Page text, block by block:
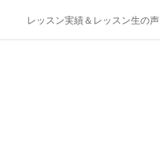
レッスン実績＆レッスン生の声